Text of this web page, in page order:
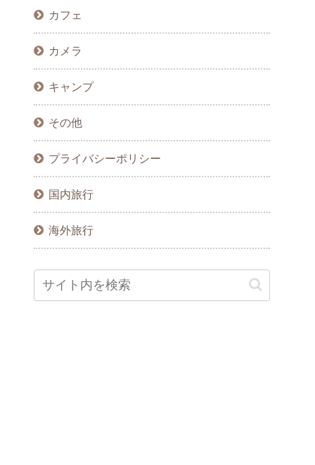
カフェ
カメラ
キャンプ
その他
プライバシーポリシー
国内旅行
海外旅行